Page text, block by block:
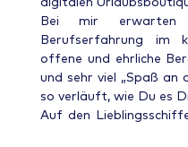
Bei mir
Berufserfahrung im
offene und ehrliche
und sehr viel „Spaß an
so verläuft, wie Du es
Auf den